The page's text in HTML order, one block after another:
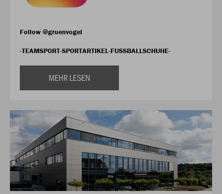
Follow @gruenvogel
-TEAMSPORT-SPORTARTIKEL-FUSSBALLSCHUHE-
MEHR LESEN